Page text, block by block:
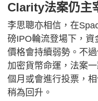
Clarity法案仍主
李思聰亦相信，在
磅IPO輪流登場下，資
價格會持續弱勢。不
加密貨幣命運，法案
個月或會進行投票，
稍為回升。